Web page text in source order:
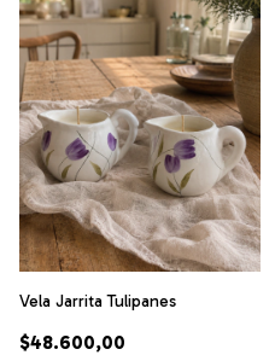
Vela Jarrita Tulipanes
$48.600,00